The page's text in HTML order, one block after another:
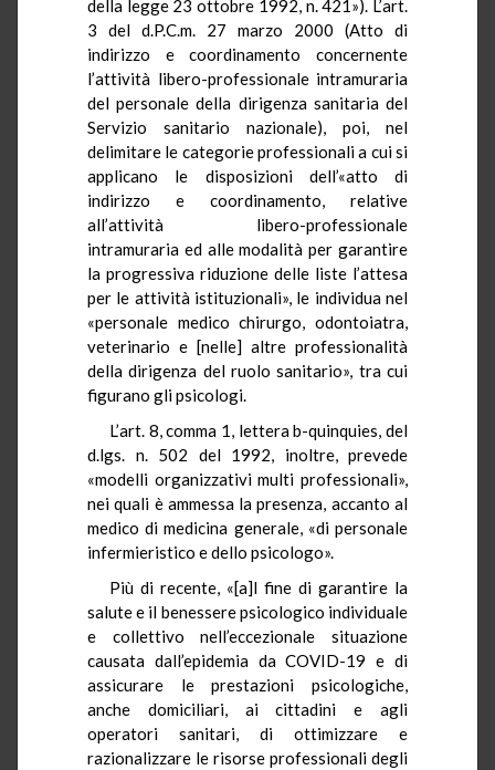
della legge 23 ottobre 1992, n. 421»). L’art.
3 del d.P.C.m. 27 marzo 2000 (Atto di
indirizzo e coordinamento concernente
l’attività libero-professionale intramuraria
del personale della dirigenza sanitaria del
Servizio sanitario nazionale), poi, nel
delimitare le categorie professionali a cui si
applicano le disposizioni dell’«atto di
indirizzo e coordinamento, relative
all’attività libero-professionale
intramuraria ed alle modalità per garantire
la progressiva riduzione delle liste l’attesa
per le attività istituzionali», le individua nel
«personale medico chirurgo, odontoiatra,
veterinario e [nelle] altre professionalità
della dirigenza del ruolo sanitario», tra cui
figurano gli psicologi.
L’art. 8, comma 1, lettera b-quinquies, del
d.lgs. n. 502 del 1992, inoltre, prevede
«modelli organizzativi multi professionali»,
nei quali è ammessa la presenza, accanto al
medico di medicina generale, «di personale
infermieristico e dello psicologo».
Più di recente, «[a]l fine di garantire la
salute e il benessere psicologico individuale
e collettivo nell’eccezionale situazione
causata dall’epidemia da COVID-19 e di
assicurare le prestazioni psicologiche,
anche domiciliari, ai cittadini e agli
operatori sanitari, di ottimizzare e
razionalizzare le risorse professionali degli